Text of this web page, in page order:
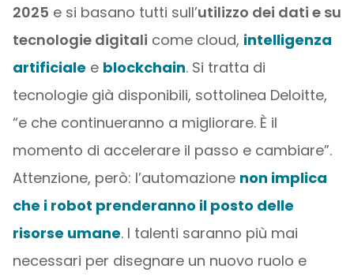
2025 e si basano tutti sull’utilizzo dei dati e su
tecnologie digitali come cloud, intelligenza
artificiale e blockchain. Si tratta di
tecnologie già disponibili, sottolinea Deloitte,
“e che continueranno a migliorare. È il
momento di accelerare il passo e cambiare”.
Attenzione, però: l’automazione non implica
che i robot prenderanno il posto delle
risorse umane. I talenti saranno più mai
necessari per disegnare un nuovo ruolo e